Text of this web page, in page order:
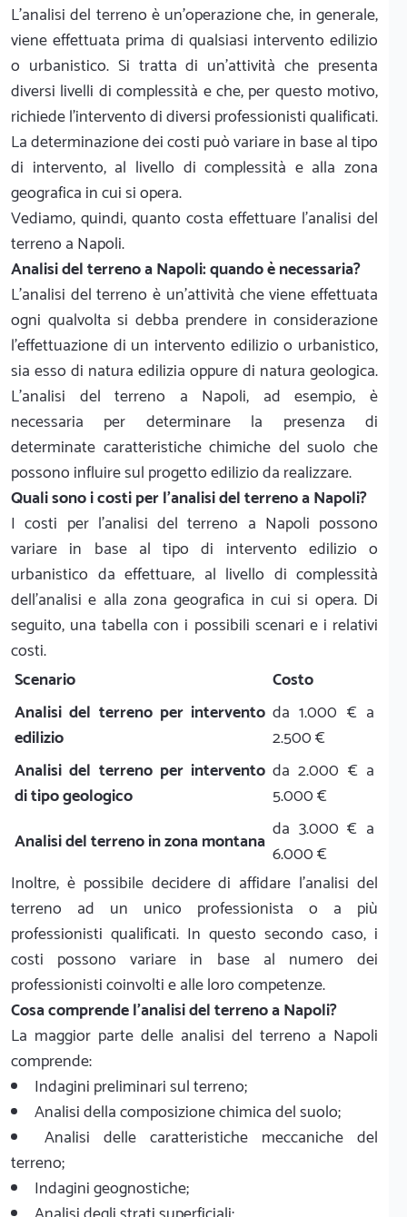
L’analisi del terreno è un’operazione che, in generale,
viene effettuata prima di qualsiasi intervento edilizio
o urbanistico. Si tratta di un’attività che presenta
diversi livelli di complessità e che, per questo motivo,
richiede l’intervento di diversi professionisti qualificati.
La determinazione dei costi può variare in base al tipo
di intervento, al livello di complessità e alla zona
geografica in cui si opera.
Vediamo, quindi, quanto costa effettuare l'analisi del
terreno a Napoli.
Analisi del terreno a Napoli: quando è necessaria?
L’analisi del terreno è un’attività che viene effettuata
ogni qualvolta si debba prendere in considerazione
l’effettuazione di un intervento edilizio o urbanistico,
sia esso di natura edilizia oppure di natura geologica.
L'analisi del terreno a Napoli, ad esempio, è
necessaria per determinare la presenza di
determinate caratteristiche chimiche del suolo che
possono influire sul progetto edilizio da realizzare.
Quali sono i costi per l'analisi del terreno a Napoli?
I costi per l'analisi del terreno a Napoli possono
variare in base al tipo di intervento edilizio o
urbanistico da effettuare, al livello di complessità
dell’analisi e alla zona geografica in cui si opera. Di
seguito, una tabella con i possibili scenari e i relativi
costi.
Scenario
Costo
Analisi del terreno per intervento
edilizio
da 1.000 € a
2.500 €
Analisi del terreno per intervento
di tipo geologico
da 2.000 € a
5.000 €
Analisi del terreno in zona montana da 3.000 € a
6.000 €
Inoltre, è possibile decidere di affidare l’analisi del
terreno ad un unico professionista o a più
professionisti qualificati. In questo secondo caso, i
costi possono variare in base al numero dei
professionisti coinvolti e alle loro competenze.
Cosa comprende l'analisi del terreno a Napoli?
La maggior parte delle analisi del terreno a Napoli
comprende:
Indagini preliminari sul terreno;
Analisi della composizione chimica del suolo;
Analisi delle caratteristiche meccaniche del
terreno;
Indagini geognostiche;